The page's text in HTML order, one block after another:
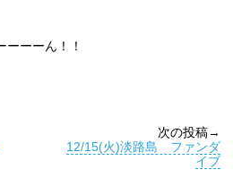
ーーん！！
次の投稿→
12/15(火)淡路島 ファンダ
イブ